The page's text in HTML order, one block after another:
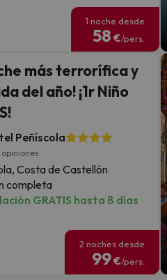
1 noche desde
58 €/pers.
más terrorífica y
del año! ¡1r Niño
Peñíscola
Costa de Castellón
completa
GRATIS hasta 8 días
2 noches desde
99€/pers.